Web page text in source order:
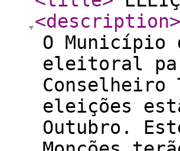
<description>
O Município
eleitoral
Conselheiro
eleições
Outubro.